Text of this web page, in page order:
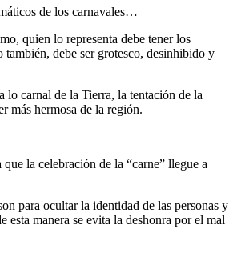
de los carnavales…
quien lo representa debe tener los
también, debe ser grotesco, desinhibido y
lo carnal de la Tierra, la tentación de la
más hermosa de la región.
la celebración de la “carne” llegue a
para ocultar la identidad de las personas y
esta manera se evita la deshonra por el mal